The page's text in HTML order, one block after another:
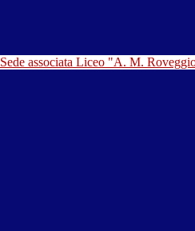
Sede associata Liceo "A. M.